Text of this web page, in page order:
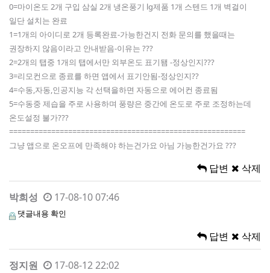
0=마이온도 2개 구입 삼실 2개 냉온풍기 lg제품 1개 스텐드 1개 벽걸이
일단 설치는 완료
1=1개의 아이디로 2개 등록완료-가능한건지 전화 문의를 했을때는
권장하지 않음이라고 안내받음-이유는 ???
2=2개의 탭중 1개의 탭에서만 외부온도 표기됌 -정상인지???
3=리모컨으로 종료를 하면 앱에서 표기안됨-정상인지??
4=수동,자동,인공지능 각 선택을하면 자동으로 에어컨 종료됨
5=수동중 제습을 주로 사용하며 풍량은 중간에 온도로 주로 조정하는데
온도설정 불가???
========================================================
그냥 앱으로 온오프에 만족해야 하는건가요 아님 가능한건가요 ???
답변 삭제
박희성 17-08-10 07:46
댓글내용 확인
답변 삭제
정지원 17-08-12 22:02